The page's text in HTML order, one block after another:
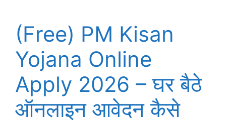
(Free) PM Kisan
Yojana Online
Apply 2026 – घर बैठे
ऑनलाइन आवेदन कैसे